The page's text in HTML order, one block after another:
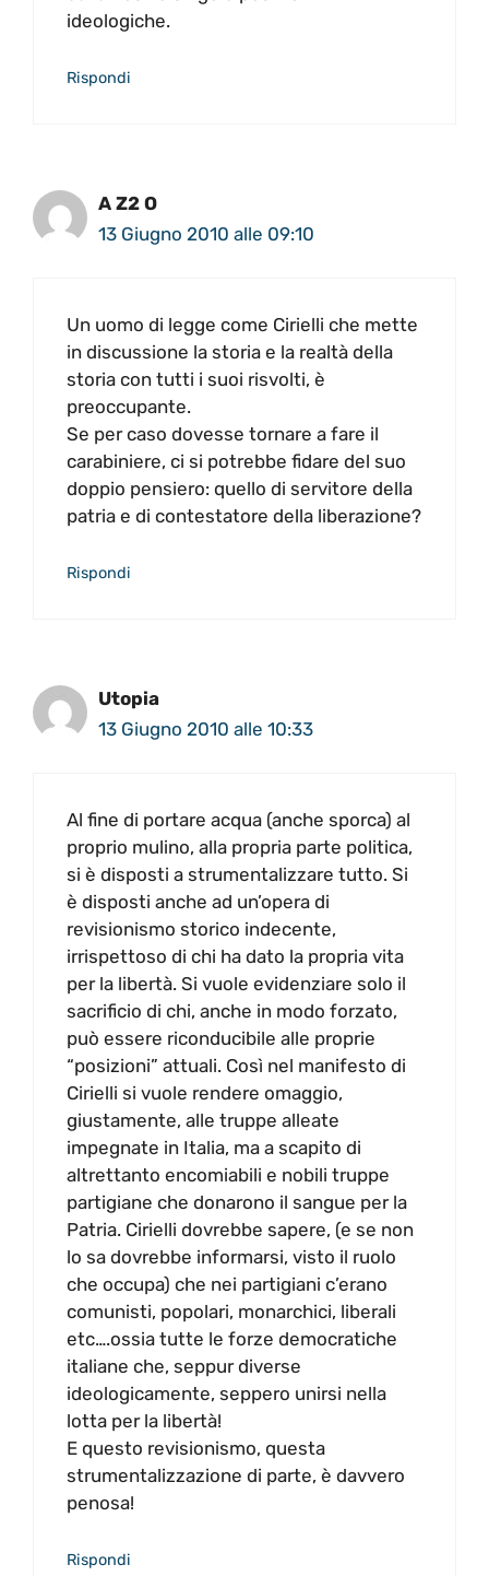
ideologiche.
Rispondi
A Z2 O
13 Giugno 2010 alle 09:10
Un uomo di legge come Cirielli che mette
in discussione la storia e la realtà della
storia con tutti i suoi risvolti, è
preoccupante.
Se per caso dovesse tornare a fare il
carabiniere, ci si potrebbe fidare del suo
doppio pensiero: quello di servitore della
patria e di contestatore della liberazione?
Rispondi
Utopia
13 Giugno 2010 alle 10:33
Al fine di portare acqua (anche sporca) al
proprio mulino, alla propria parte politica,
si è disposti a strumentalizzare tutto. Si
è disposti anche ad un’opera di
revisionismo storico indecente,
irrispettoso di chi ha dato la propria vita
per la libertà. Si vuole evidenziare solo il
sacrificio di chi, anche in modo forzato,
può essere riconducibile alle proprie
“posizioni” attuali. Così nel manifesto di
Cirielli si vuole rendere omaggio,
giustamente, alle truppe alleate
impegnate in Italia, ma a scapito di
altrettanto encomiabili e nobili truppe
partigiane che donarono il sangue per la
Patria. Cirielli dovrebbe sapere, (e se non
lo sa dovrebbe informarsi, visto il ruolo
che occupa) che nei partigiani c’erano
comunisti, popolari, monarchici, liberali
etc….ossia tutte le forze democratiche
italiane che, seppur diverse
ideologicamente, seppero unirsi nella
lotta per la libertà!
E questo revisionismo, questa
strumentalizzazione di parte, è davvero
penosa!
Rispondi